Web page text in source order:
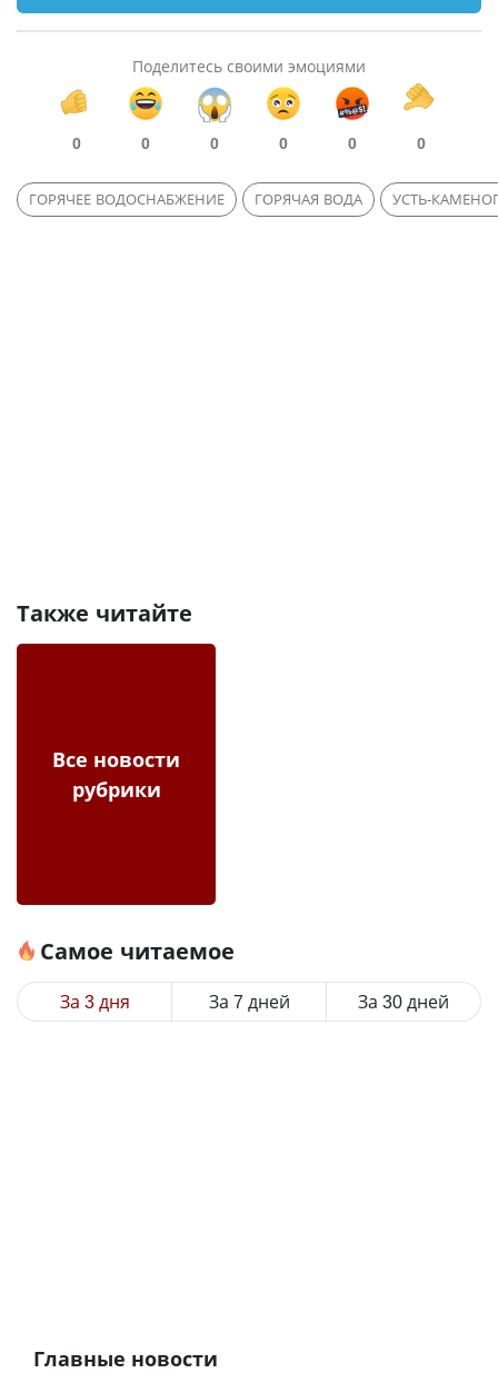
Поделитесь своими эмоциями
0 0 0 0 0 0
ГОРЯЧЕЕ ВОДОСНАБЖЕНИЕ ГОРЯЧАЯ ВОДА УСТЬ-
Также читайте
Все новости
рубрики
Самое читаемое
За 3 дня За 7 дней За 30 дней
Главные новости